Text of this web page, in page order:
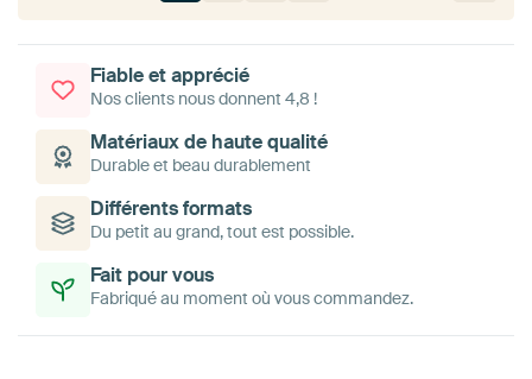
Fiable et apprécié
Nos clients nous donnent 4,8 !
Matériaux de haute qualité
Durable et beau durablement
Différents formats
Du petit au grand, tout est possible.
Fait pour vous
Fabriqué au moment où vous commandez.